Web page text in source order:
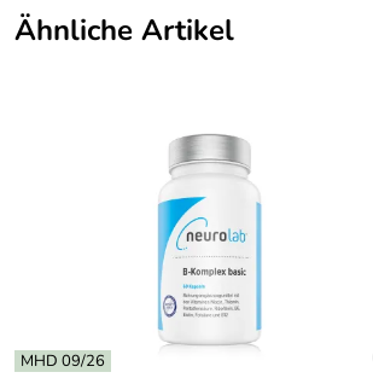
Ähnliche Artikel
MHD 09/26